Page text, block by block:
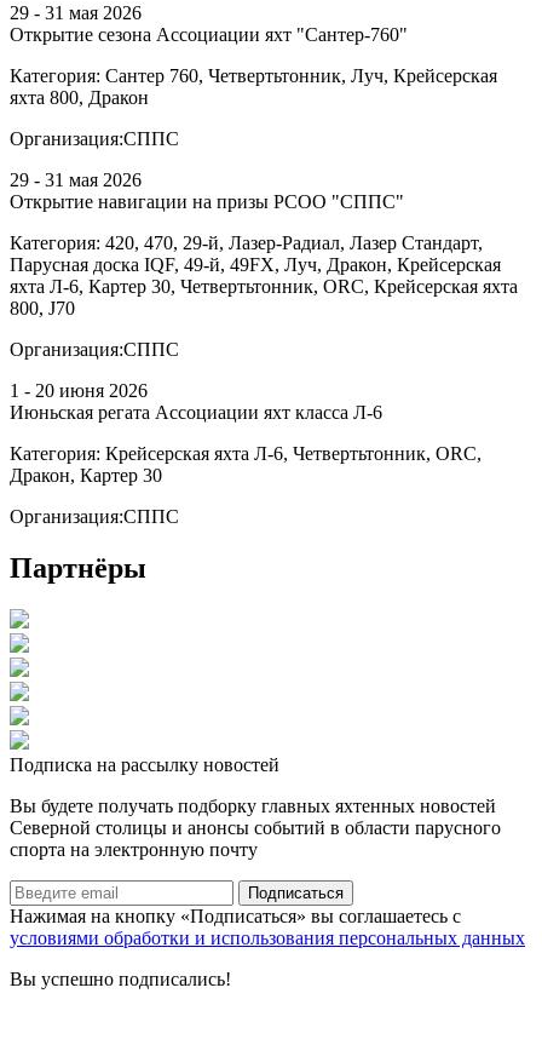
29 - 31 мая 2026
Открытие сезона Ассоциации яхт "Сантер-760"
Категория: Сантер 760, Четвертьтонник, Луч, Крейсерская
яхта 800, Дракон
Организация:СППС
29 - 31 мая 2026
Открытие навигации на призы РСОО "СППС"
Категория: 420, 470, 29-й, Лазер-Радиал, Лазер Стандарт,
Парусная доска IQF, 49-й, 49FX, Луч, Дракон, Крейсерская
яхта Л-6, Картер 30, Четвертьтонник, ORC, Крейсерская яхта
800, J70
Организация:СППС
1 - 20 июня 2026
Июньская регата Ассоциации яхт класса Л-6
Категория: Крейсерская яхта Л-6, Четвертьтонник, ORC,
Дракон, Картер 30
Организация:СППС
Партнёры
Подписка на рассылку новостей
Вы будете получать подборку главных яхтенных новостей
Северной столицы и анонсы событий в области парусного
спорта на электронную почту
Подписаться
Нажимая на кнопку «Подписаться» вы соглашаетесь с
условиями обработки и использования персональных данных
Вы успешно подписались!